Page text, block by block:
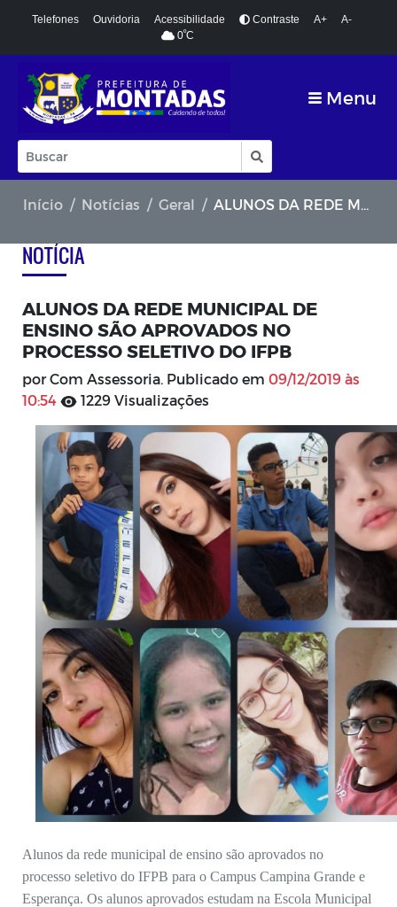
Telefones Ouvidoria Acessibilidade Contraste A+
A-
0ºC
Menu
Início Notícias Geral ALUNOS DA REDE MUNICIPAL DE ENSINO SÃO APROVADOS NO PROCESSO SELETIVO DO IFPB
NOTÍCIA
ALUNOS DA REDE MUNICIPAL DE
ENSINO SÃO APROVADOS NO
PROCESSO SELETIVO DO IFPB
por Com Assessoria. Publicado em 09/12/2019 às
10:54
1229 Visualizações
Alunos da rede municipal de ensino são aprovados no
processo seletivo do IFPB para o Campus Campina Grande e
Esperança. Os alunos aprovados estudam na Escola Municipal